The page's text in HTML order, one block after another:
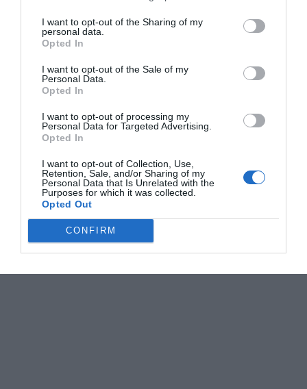
I want to opt-out of the Sharing of my
personal data.
Opted In
I want to opt-out of the Sale of my
Personal Data.
Opted In
I want to opt-out of processing my
Personal Data for Targeted Advertising.
Opted In
I want to opt-out of Collection, Use,
Retention, Sale, and/or Sharing of my
Personal Data that Is Unrelated with the
Purposes for which it was collected.
Opted Out
CONFIRM